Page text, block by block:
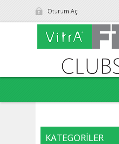
Oturum Aç
KATEGORILER